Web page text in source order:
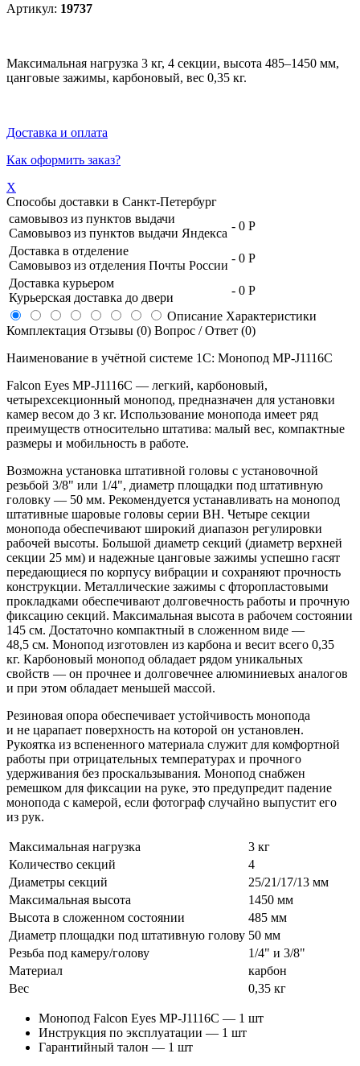
Артикул: 19737
Максимальная нагрузка 3 кг, 4 секции, высота 485–1450 мм,
цанговые зажимы, карбоновый, вес 0,35 кг.
Доставка и оплата
Как оформить заказ?
X
Способы доставки в Санкт-Петербург
самовывоз из пунктов выдачи
Самовывоз из пунктов выдачи Яндекса
- 0 Р
Доставка в отделение
Самовывоз из отделения Почты России
- 0 Р
Доставка курьером
Курьерская доставка до двери
- 0 Р
Описание Характеристики
Комплектация Отзывы (0) Вопрос / Ответ (0)
Наименование в учётной системе 1С: Монопод MP-J1116C
Falcon Eyes MP-J1116C — легкий, карбоновый,
четырехсекционный монопод, предназначен для установки
камер весом до 3 кг. Использование монопода имеет ряд
преимуществ относительно штатива: малый вес, компактные
размеры и мобильность в работе.
Возможна установка штативной головы с установочной
резьбой 3/8" или 1/4", диаметр площадки под штативную
головку — 50 мм. Рекомендуется устанавливать на монопод
штативные шаровые головы серии BH. Четыре секции
монопода обеспечивают широкий диапазон регулировки
рабочей высоты. Большой диаметр секций (диаметр верхней
секции 25 мм) и надежные цанговые зажимы успешно гасят
передающиеся по корпусу вибрации и сохраняют прочность
конструкции. Металлические зажимы с фторопластовыми
прокладками обеспечивают долговечность работы и прочную
фиксацию секций. Максимальная высота в рабочем состоянии
145 см. Достаточно компактный в сложенном виде —
48,5 см. Монопод изготовлен из карбона и весит всего 0,35
кг. Карбоновый монопод обладает рядом уникальных
свойств — он прочнее и долговечнее алюминиевых аналогов
и при этом обладает меньшей массой.
Резиновая опора обеспечивает устойчивость монопода
и не царапает поверхность на которой он установлен.
Рукоятка из вспененного материала служит для комфортной
работы при отрицательных температурах и прочного
удерживания без проскальзывания. Монопод снабжен
ремешком для фиксации на руке, это предупредит падение
монопода с камерой, если фотограф случайно выпустит его
из рук.
Максимальная нагрузка
3 кг
Количество секций
4
Диаметры секций
25/21/17/13 мм
Максимальная высота
1450 мм
Высота в сложенном состоянии
485 мм
Диаметр площадки под штативную голову 50 мм
Резьба под камеру/голову
1/4" и 3/8"
Материал
карбон
Вес
0,35 кг
Монопод Falcon Eyes MP-J1116C — 1 шт
Инструкция по эксплуатации — 1 шт
Гарантийный талон — 1 шт